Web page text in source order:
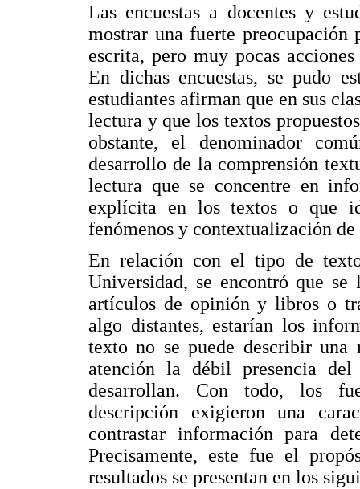
Las encuestas a docentes y
mostrar una fuerte
escrita, pero muy pocas
En dichas encuestas, se pudo
estudiantes afirman que en sus
lectura y que los textos
obstante, el denominador
desarrollo de la comprensión
lectura que se concentre en
explícita en los textos o que
fenómenos y contextualización de
En relación con el tipo de
Universidad, se encontró que
artículos de opinión y libros o
algo distantes, estarían los
texto no se puede describir
atención la débil presencia
desarrollan. Con todo, los
descripción exigieron una
contrastar información para
Precisamente, este fue el
resultados se presentan en los